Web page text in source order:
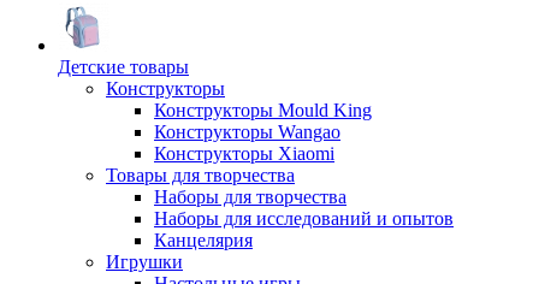
Детские товары
Конструкторы
Конструкторы Mould King
Конструкторы Wangao
Конструкторы Xiaomi
Товары для творчества
Наборы для творчества
Наборы для исследований и опытов
Канцелярия
Игрушки